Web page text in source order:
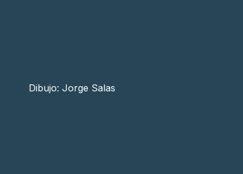
Dibujo: Jorge Salas